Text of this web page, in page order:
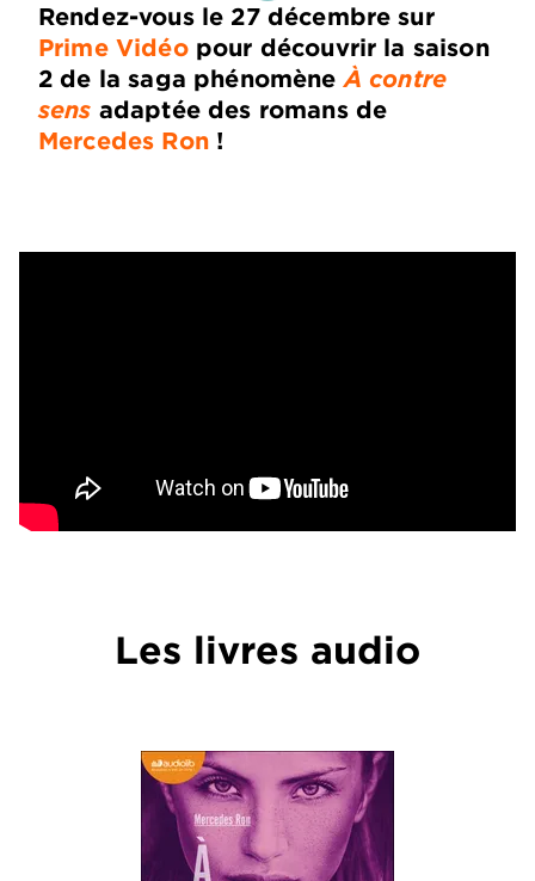
Rendez-vous le 27 décembre sur
Prime Vidéopour découvrir la saison
2 de la saga phénomèneÀ contre
sens adaptée des romans de
Mercedes Ron!
Les livres audio